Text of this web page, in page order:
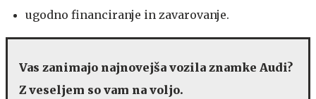
ugodno financiranje in zavarovanje.
Vas zanimajo najnovejša vozila znamke Audi?
Z veseljem so vam na voljo.